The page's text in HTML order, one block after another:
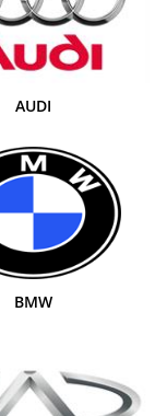
AUDI
BMW